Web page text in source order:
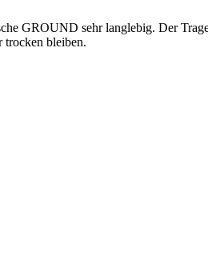
GROUND sehr langlebig. Der
trocken bleiben.